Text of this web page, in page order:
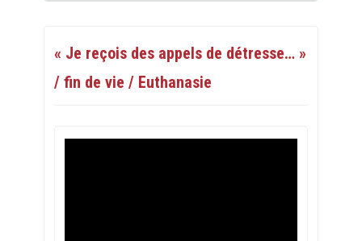
« Je reçois des appels de détresse… »
/ fin de vie / Euthanasie